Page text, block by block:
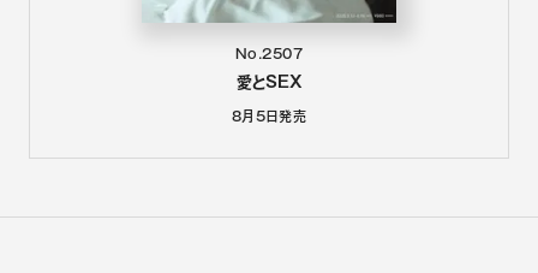
No.2507
愛とSEX
8月5日発売